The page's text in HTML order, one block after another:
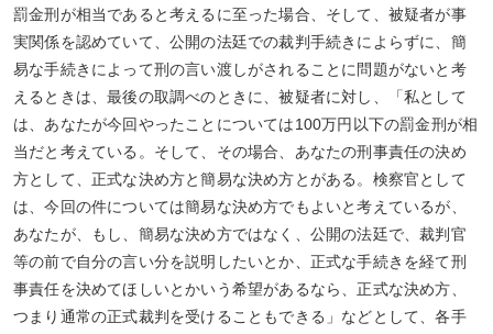
罰金刑が相当であると考えるに至った場合、そして、被疑者が事
実関係を認めていて、公開の法廷での裁判手続きによらずに、簡
易な手続きによって刑の言い渡しがされることに問題がないと考
えるときは、最後の取調べのときに、被疑者に対し、「私として
は、あなたが今回やったことについては100万円以下の罰金刑が相
当だと考えている。そして、その場合、あなたの刑事責任の決め
方として、正式な決め方と簡易な決め方とがある。検察官として
は、今回の件については簡易な決め方でもよいと考えているが、
あなたが、もし、簡易な決め方ではなく、公開の法廷で、裁判官
等の前で自分の言い分を説明したいとか、正式な手続きを経て刑
事責任を決めてほしいとかいう希望があるなら、正式な決め方、
つまり通常の正式裁判を受けることもできる」などとして、各手